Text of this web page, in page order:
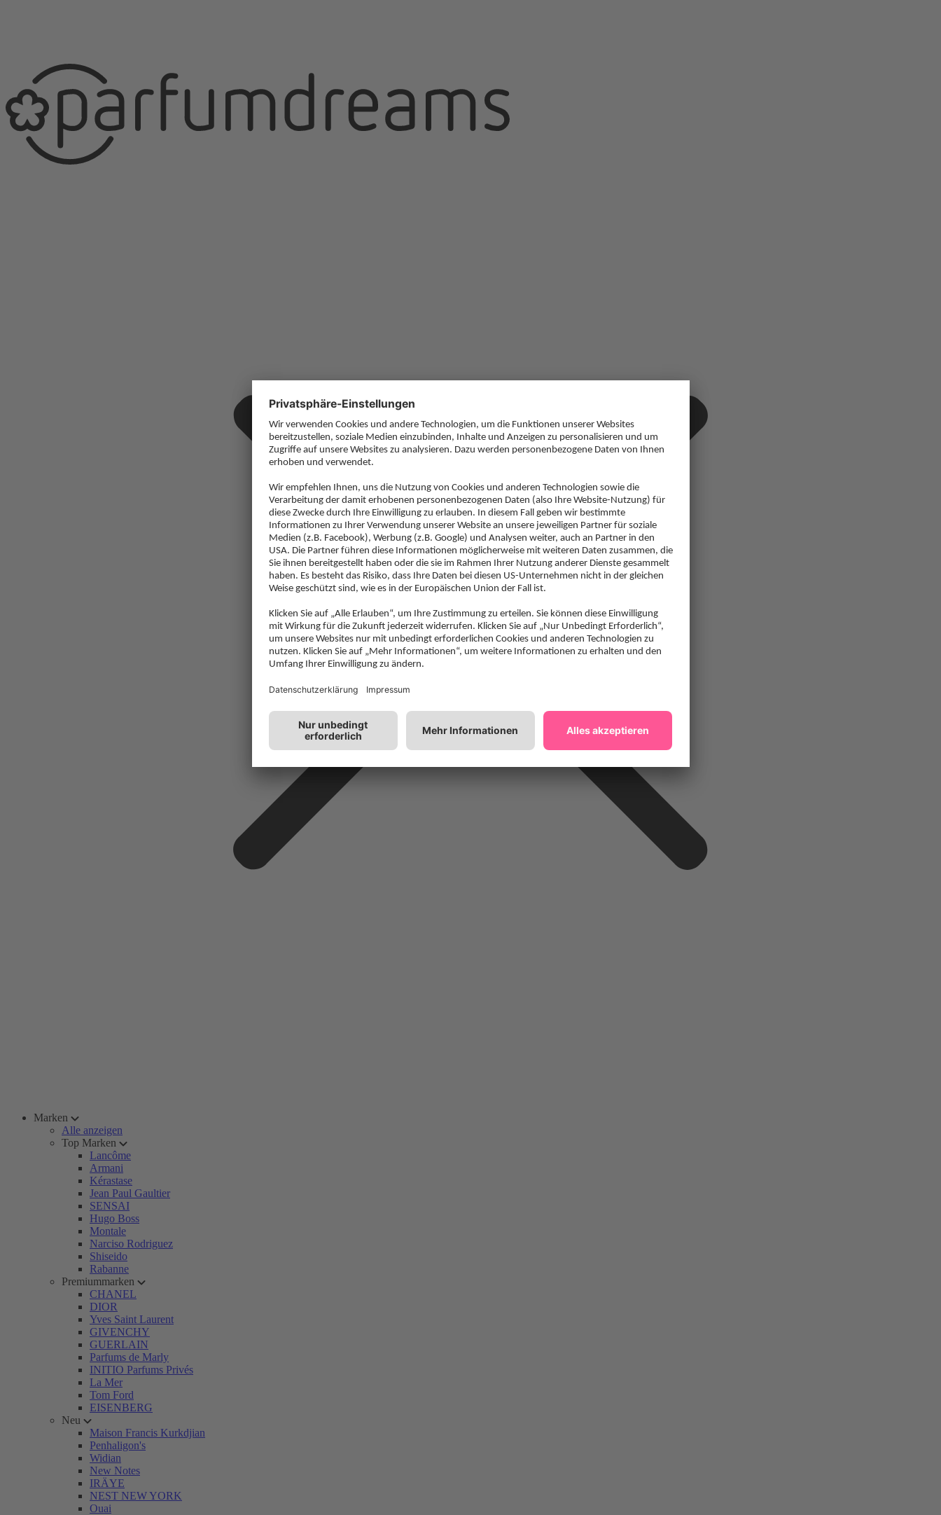
Marken
Alle anzeigen
Top Marken
Lancôme
Armani
Kérastase
Jean Paul Gaultier
SENSAI
Hugo Boss
Montale
Narciso Rodriguez
Shiseido
Rabanne
Premiummarken
CHANEL
DIOR
Yves Saint Laurent
GIVENCHY
GUERLAIN
Parfums de Marly
INITIO Parfums Privés
La Mer
Tom Ford
EISENBERG
Neu
Maison Francis Kurkdjian
Penhaligon's
Widian
New Notes
IRÄYE
NEST NEW YORK
Ouai